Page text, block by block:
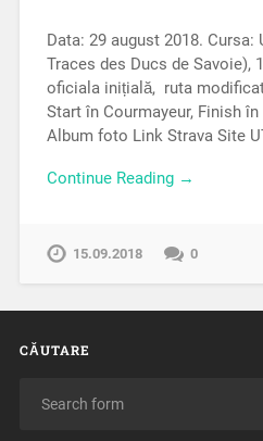
Data: 29 august 2018. Cursa:
Traces des Ducs de Savoie),
oficiala inițială, ruta
Start în Courmayeur, Finish
Album foto Link Strava Site
Continue Reading →
15.09.2018 0
CĂUTARE